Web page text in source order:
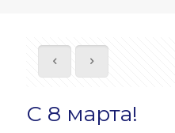
С 8 марта!